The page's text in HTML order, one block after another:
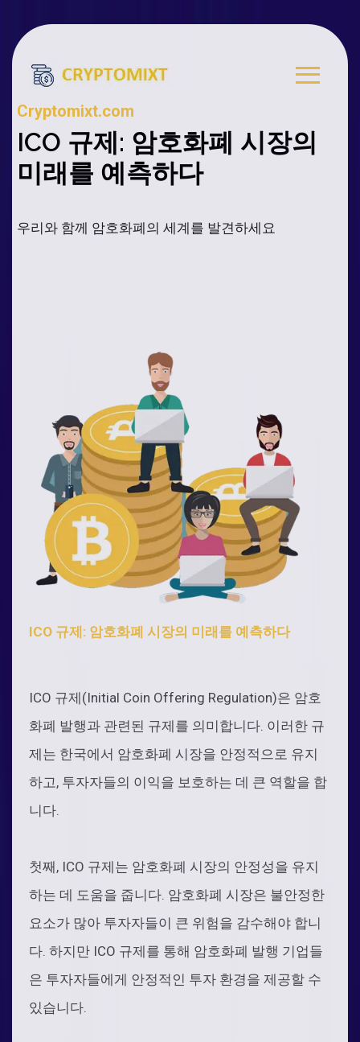
Cryptomixt.com
ICO 규제: 암호화폐 시장의
미래를 예측하다
우리와 함께 암호화폐의 세계를 발견하세요
ICO 규제: 암호화폐 시장의 미래를 예측하다
ICO 규제(Initial Coin Offering Regulation)은 암호
화폐 발행과 관련된 규제를 의미합니다. 이러한 규
제는 한국에서 암호화폐 시장을 안정적으로 유지
하고, 투자자들의 이익을 보호하는 데 큰 역할을 합
니다.
첫째, ICO 규제는 암호화폐 시장의 안정성을 유지
하는 데 도움을 줍니다. 암호화폐 시장은 불안정한
요소가 많아 투자자들이 큰 위험을 감수해야 합니
다. 하지만 ICO 규제를 통해 암호화폐 발행 기업들
은 투자자들에게 안정적인 투자 환경을 제공할 수
있습니다.